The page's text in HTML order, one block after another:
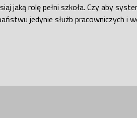
jaką rolę pełni szkoła. Czy aby
jedynie służb pracowniczych i